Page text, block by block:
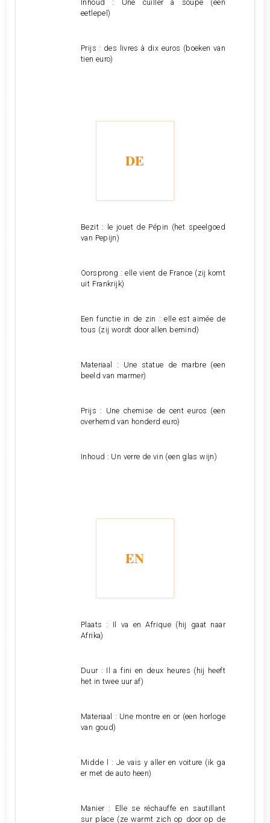
Inhoud : Une cuiller à soupe (een
eetlepel)
Prijs : des livres à dix euros (boeken van
tien euro)
DE
Bezit : le jouet de Pépin (het speelgoed
van Pepijn)
Oorsprong : elle vient de France (zij komt
uit Frankrijk)
Een functie in de zin : elle est aimée de
tous (zij wordt door allen bemind)
Materiaal : Une statue de marbre (een
beeld van marmer)
Prijs : Une chemise de cent euros (een
overhemd van honderd euro)
Inhoud : Un verre de vin (een glas wijn)
EN
Plaats : Il va en Afrique (hij gaat naar
Afrika)
Duur : Il a fini en deux heures (hij heeft
het in twee uur af)
Materiaal : Une montre en or (een horloge
van goud)
Midde l : Je vais y aller en voiture (ik ga
er met de auto heen)
Manier : Elle se réchauffe en sautillant
sur place (ze warmt zich op door op de